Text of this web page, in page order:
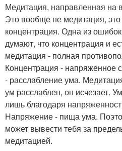
Медитация, направленная на
Это вообще не медитация, это
концентрация. Одна из
думают, что концентрация и
медитация - полная
Концентрация - напряженное
- расслабление ума.
ум расслаблен, он исчезает.
лишь благодаря
Напряжение - пища ума.
может вывести тебя за
медитацией.